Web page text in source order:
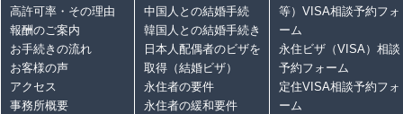
高許可率・その理由
報酬のご案内
お手続きの流れ
お客様の声
アクセス
事務所概要
中国人との結婚手続
韓国人との結婚手続き
日本人配偶者のビザを
取得（結婚ビザ）
永住者の要件
永住者の緩和要件
等）VISA相談予約フォ
ーム
永住ビザ（VISA）相談
予約フォーム
定住VISA相談予約フォ
ーム